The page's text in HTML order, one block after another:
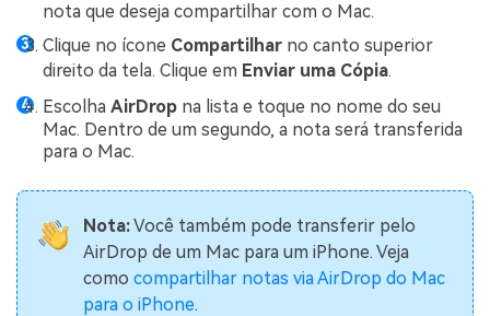
nota que deseja compartilhar com o Mac.
Clique no ícone Compartilhar no canto superior
direito da tela. Clique em Enviar uma Cópia.
Escolha AirDrop na lista e toque no nome do seu
Mac. Dentro de um segundo, a nota será transferida
para o Mac.
Nota:Você também pode transferir pelo
AirDrop de um Mac para um iPhone. Veja
como compartilhar notas via AirDrop do Mac
para o iPhone.